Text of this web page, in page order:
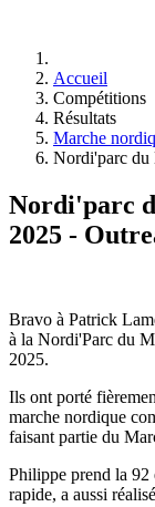
Accueil
Compétitions
Résultats
Marche
Nordi'parc du
Nordi'parc
2025 -
Bravo à Patrick
à la Nordi'Parc du
2025.
Ils ont porté
marche nordique
faisant partie du
Philippe prend la 92
rapide, a aussi